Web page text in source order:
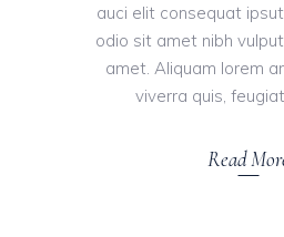
auci elit consequat
odio sit amet nibh
amet. Aliquam lorem
viverra quis,
Read